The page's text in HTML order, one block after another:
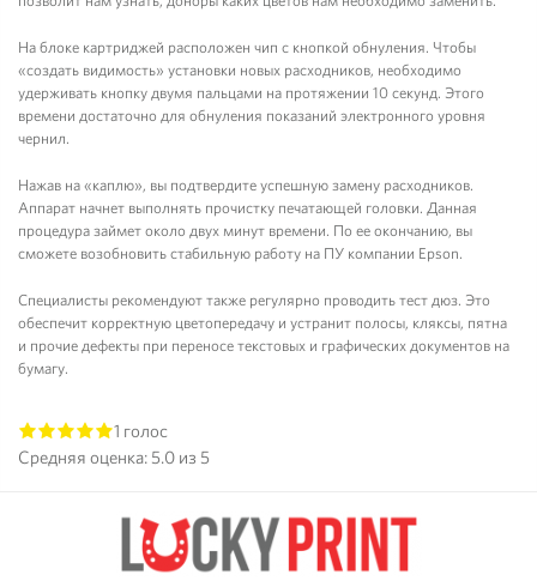
Глянцевая фотобумага Lucky
листов
548 руб. 1 699 руб.
На блоке картриджей расположен чип с кнопкой обнуления. Чтобы
«создать видимость» установки новых расходников, необходимо
удерживать кнопку двумя пальцами на протяжении 10 секунд. Этого
времени достаточно для обнуления показаний электронного уровня
чернил.
Нажав на «каплю», вы подтвердите успешную замену расходников.
Аппарат начнет выполнять прочистку печатающей головки. Данная
процедура займет около двух минут времени. По ее окончанию, вы
сможете возобновить стабильную работу на ПУ компании Epson.
Специалисты рекомендуют также регулярно проводить тест дюз. Это
обеспечит корректную цветопередачу и устранит полосы, кляксы, пятна
и прочие дефекты при переносе текстовых и графических документов на
бумагу.
1 2 3 4 5
1 голос
Средняя оценка: 5.0 из 5